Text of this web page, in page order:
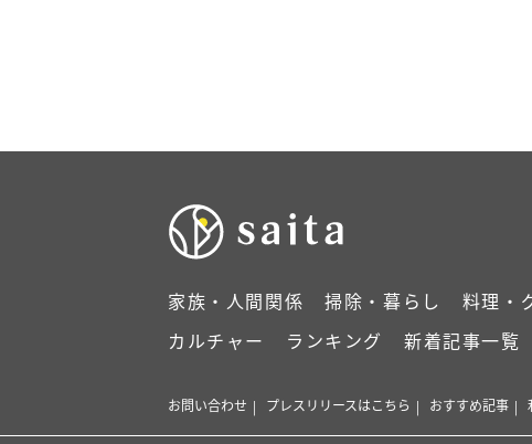
家族・人間関係 掃除・暮らし 料理・
カルチャー
ランキング 新着記事一覧
お問い合わせ プレスリリースはこちら おすすめ記事